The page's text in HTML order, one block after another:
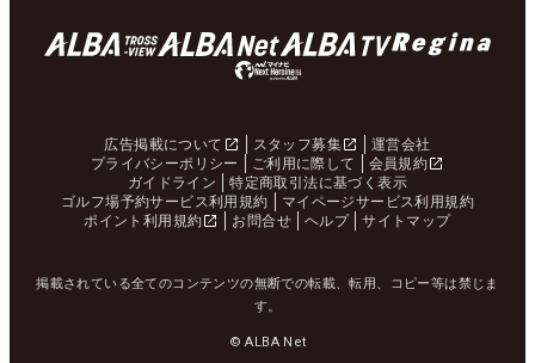
広告掲載について スタッフ募集
運営会社
プライバシーポリシー
ご利用に際して
会員規約
ガイドライン
特定商取引法に基づく表示
ゴルフ場予約サービス利用規約
マイページサービス利用規約
ポイント利用規約
お問合せ ヘルプ サイトマップ
掲載されている全てのコンテンツの無断での転載、転用、コピー等は禁じま
す。
© ALBA Net